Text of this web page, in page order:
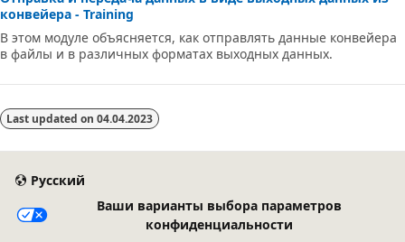
конвейера - Training
В этом модуле объясняется, как отправлять данные конвейера
в файлы и в различных форматах выходных данных.
Last updated on 04.04.2023
Русский
Ваши варианты выбора параметров
конфиденциальности